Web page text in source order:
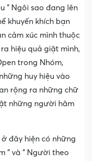
” Ngôi sao đang lên
khuyến khích bạn
cảm xúc mình thuộc
hiệu quả giật mình,
trong Nhóm,
huy hiệu vào
rộng ra những chữ
những người hâm
đây hiện có những
” và ” Người theo